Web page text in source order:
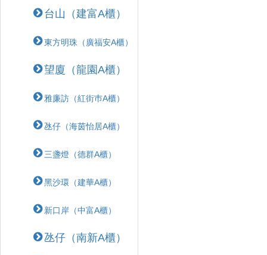
台山（建富A櫃）
東方明珠（廣福安A櫃）
望廈（龍園A櫃）
雅廉訪（紅街巿A櫃）
氹仔（海茵怡居A櫃）
三盞燈（德群A櫃）
黑沙環（建華A櫃）
新口岸（中富A櫃）
氹仔（南新A櫃）